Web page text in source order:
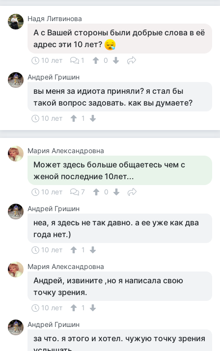
Надя Литвинова
А с Вашей стороны были добрые слова в её
адрес эти 10 лет?
10 лет 1
0
Андрей Гришин
вы меня за идиота приняли? я стал бы
такой вопрос задовать. как вы думаете?
10 лет 1
Мария Александровна
Может здесь больше общаетесь чем с
женой последние 10лет...
10 лет 7
0
Андрей Гришин
неа, я здесь не так давно. а ее уже как два
года нет.)
10 лет
1
Мария Александровна
Андрей, извините ,но я написала свою
точку зрения.
10 лет
1
Андрей Гришин
за что. я этого и хотел. чужую точку зрения